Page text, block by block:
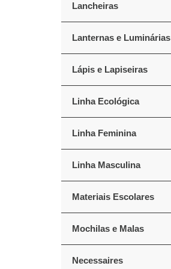
Lancheiras
Lanternas e Luminárias
Lápis e Lapiseiras
Linha Ecológica
Linha Feminina
Linha Masculina
Materiais Escolares
Mochilas e Malas
Necessaires